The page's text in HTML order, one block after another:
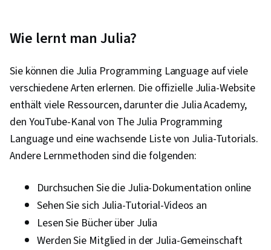
Wie lernt man Julia?
Sie können die Julia Programming Language auf viele
verschiedene Arten erlernen. Die offizielle Julia-Website
enthält viele Ressourcen, darunter die Julia Academy,
den YouTube-Kanal von The Julia Programming
Language und eine wachsende Liste von Julia-Tutorials.
Andere Lernmethoden sind die folgenden:
Durchsuchen Sie die Julia-Dokumentation online
Sehen Sie sich Julia-Tutorial-Videos an
Lesen Sie Bücher über Julia
Werden Sie Mitglied in der Julia-Gemeinschaft